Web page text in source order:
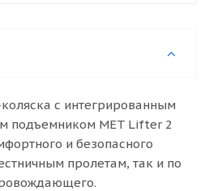
с интегрированным
подъемником MET Lifter 2
и безопасного
пролетам, так и по